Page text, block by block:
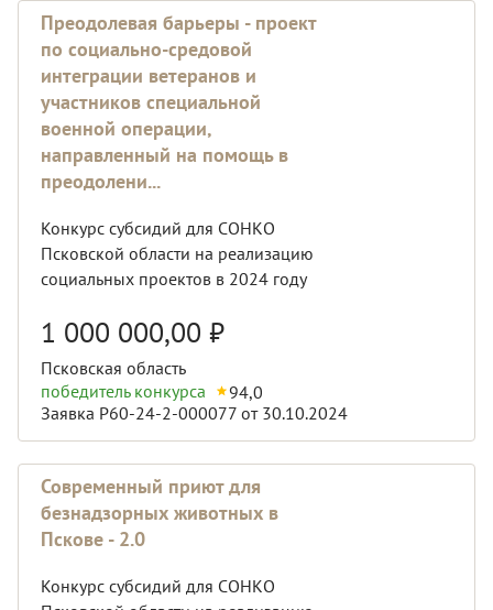
Преодолевая барьеры - проект
по социально-средовой
интеграции ветеранов и
участников специальной
военной операции,
направленный на помощь в
преодолени...
Конкурс субсидий для СОНКО
Псковской области на реализацию
социальных проектов в 2024 году
1 000 000,00 ₽
Псковская область
победитель конкурса
94,0
Заявка Р60-24-2-000077 от 30.10.2024
Современный приют для
безнадзорных животных в
Пскове - 2.0
Конкурс субсидий для СОНКО